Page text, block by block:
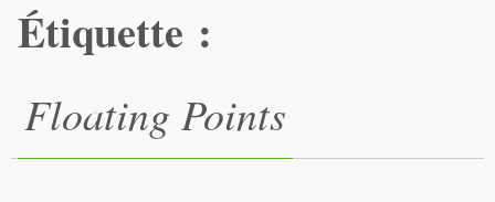
Étiquette :
Floating Points